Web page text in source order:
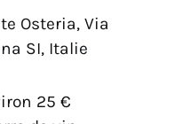
Osteria, Via
SI, Italie
25 €